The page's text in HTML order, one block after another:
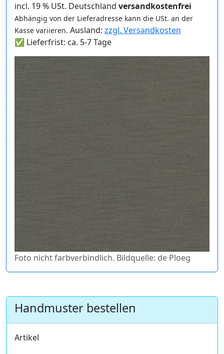
incl. 19 % USt. Deutschland versandkostenfrei
Abhängig von der Lieferadresse kann die USt. an der
Kasse variieren. Ausland: zzgl. Versandkosten
✅ Lieferfrist: ca. 5-7 Tage
Foto nicht farbverbindlich. Bildquelle: de Ploeg
Handmuster bestellen
Artikel